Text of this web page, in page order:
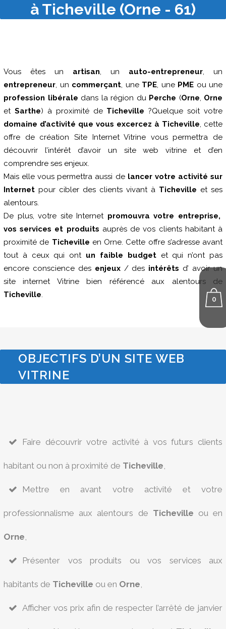
0
à Ticheville (Orne - 61)
Vous êtes un artisan, un auto-entrepreneur, un
entrepreneur, un commerçant, une TPE, une PME ou une
profession libérale dans la région du Perche (Orne, Orne
et Sarthe) à proximité de Ticheville ?Quelque soit votre
domaine d’activité que vous excercez à Ticheville, cette
offre de création Site Internet Vitrine vous permettra de
découvrir l’intérêt d’avoir un site web vitrine et d’en
comprendre ses enjeux.
Mais elle vous permettra aussi de lancer votre activité sur
Internet pour cibler des clients vivant à Ticheville et ses
alentours.
De plus, votre site Internet promouvra votre entreprise,
vos services et produits auprès de vos clients habitant à
proximité de Ticheville en Orne. Cette offre s’adresse avant
tout à ceux qui ont un faible budgetet qui n’ont pas
encore conscience des enjeux/ des intérêts d’ avoir un
site internet Vitrine bien référencé aux alentours de
Ticheville.
OBJECTIFS D’UN SITE WEB
VITRINE
Faire découvrir votre activité à vos futurs clients
habitant ou non à proximité de Ticheville,
Mettre en avant votre activité et votre
professionnalisme aux alentours de Ticheville ou en
Orne,
Présenter vos produits ou vos services aux
habitants de Ticheville ou en Orne,
Afficher vos prix afin de respecter l’arrêté de janvier